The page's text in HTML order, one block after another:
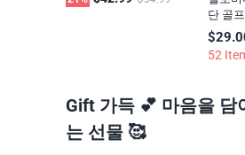
단 골
52
Gift 가득 💕 마음을 담
는 선물 🥰